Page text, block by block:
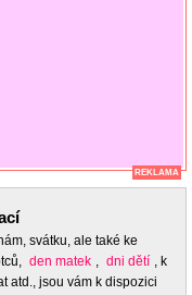
REKLAMA
svátku, ale také ke
den matek , dni dětí , k
atd., jsou vám k dispozici